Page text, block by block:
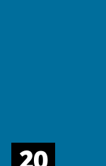
20